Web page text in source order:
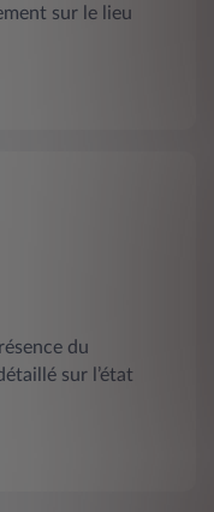
sur le lieu
du
sur l’état